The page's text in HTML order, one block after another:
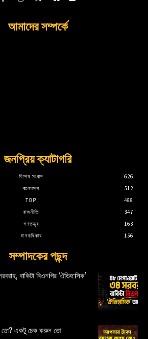
আমাদের সম্পর্কে
জনপ্রিয় ক্যাটাগরি
বিশেষ সংবাদ
626
বাংলাদেশ
512
TOP
488
রাজনীতি
347
গণতন্ত্র
163
মানবাধিকার
156
সম্পাদকের পছন্দ
বাকিটা বিএনপির ‘ঐতিহাসিক’
তো? একটু চেক করুন তো